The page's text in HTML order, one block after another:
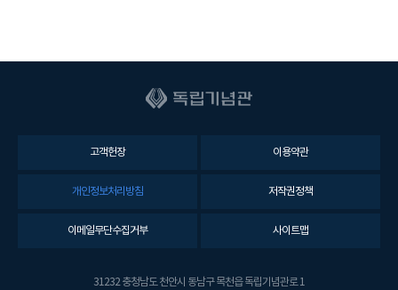
고객헌장 이용약관
개인정보처리방침 저작권정책
이메일무단수집거부 사이트맵
31232 충청남도 천안시 동남구 목천읍 독립기념관로 1